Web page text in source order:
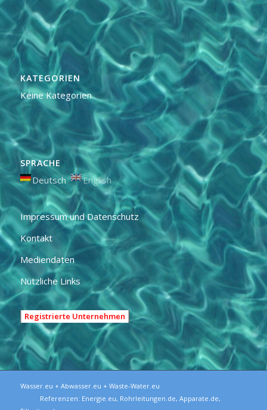
KATEGORIEN
Keine Kategorien
SPRACHE
Deutsch English
Impressum und Datenschutz
Kontakt
Mediendaten
Nützliche Links
Registrierte Unternehmen
Wasser.eu + Abwasser.eu + Waste-Water.eu
Referenzen: Energie.eu, Rohrleitungen.de, Apparate.de,